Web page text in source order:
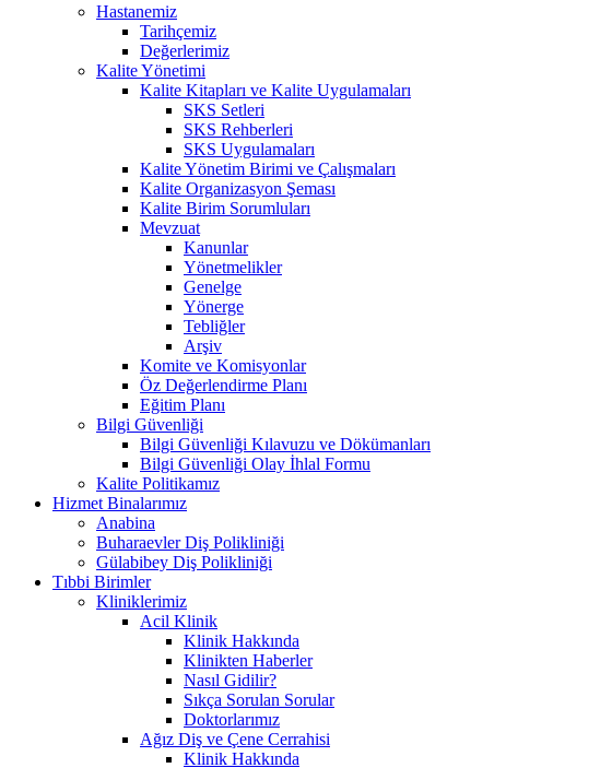
Hastanemiz
Tarihçemiz
Değerlerimiz
Kalite Yönetimi
Kalite Kitapları ve Kalite Uygulamaları
SKS Setleri
SKS Rehberleri
SKS Uygulamaları
Kalite Yönetim Birimi ve Çalışmaları
Kalite Organizasyon Şeması
Kalite Birim Sorumluları
Mevzuat
Kanunlar
Yönetmelikler
Genelge
Yönerge
Tebliğler
Arşiv
Komite ve Komisyonlar
Öz Değerlendirme Planı
Eğitim Planı
Bilgi Güvenliği
Bilgi Güvenliği Kılavuzu ve Dökümanları
Bilgi Güvenliği Olay İhlal Formu
Kalite Politikamız
Hizmet Binalarımız
Anabina
Buharaevler Diş Polikliniği
Gülabibey Diş Polikliniği
Tıbbi Birimler
Kliniklerimiz
Acil Klinik
Klinik Hakkında
Klinikten Haberler
Nasıl Gidilir?
Sıkça Sorulan Sorular
Doktorlarımız
Ağız Diş ve Çene Cerrahisi
Klinik Hakkında